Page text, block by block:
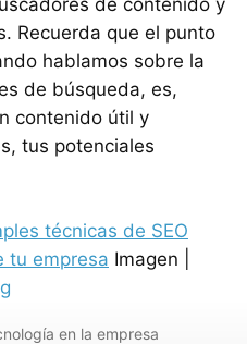
Recuerda que el punto
hablamos sobre la
de búsqueda, es,
contenido útil y
tus potenciales
técnicas de SEO
tu empresa Imagen |
en la empresa